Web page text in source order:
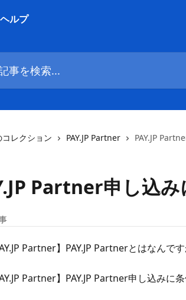
ルプ
...
レクション PAY.JP Partner PAY.JP
Partner申し込
Partner】PAY.JP Partnerとはなんで
Partner】PAY.JP Partner申し込みに